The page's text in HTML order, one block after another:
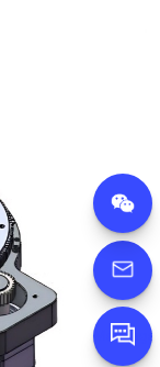
Message